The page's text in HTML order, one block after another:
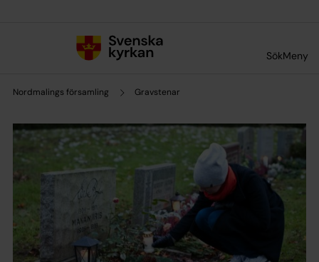
SökMeny
Nordmalings församling Gravstenar